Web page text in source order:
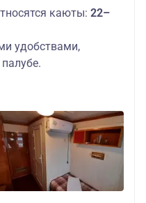
каюты: 22–
удобствами,